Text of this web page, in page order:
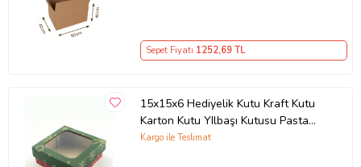
Sepet Fiyatı 1252,69 TL
15x15x6 Hediyelik Kutu Kraft Kutu
Karton Kutu YIlbaşı Kutusu Pasta
Kutusu Kargo Kutusu (10 ADET)
Kargo ile Teslimat